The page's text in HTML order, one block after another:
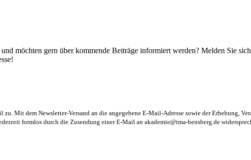
möchten gern über kommende Beiträge informiert werden? Melden Sie
Mit dem Newsletter-Versand an die angegebene E-Mail-Adresse sowie der Erhebung,
formlos durch die Zusendung einer E-Mail an akademie@tma-bensberg.de